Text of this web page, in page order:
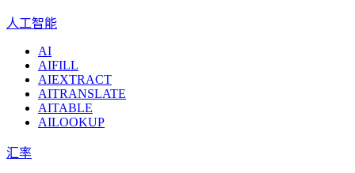
人工智能
AI
AIFILL
AIEXTRACT
AITRANSLATE
AITABLE
AILOOKUP
汇率